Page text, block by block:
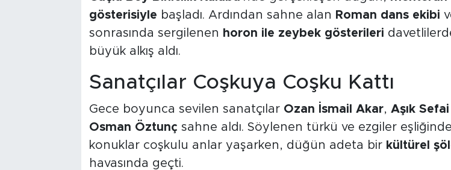
gösterisiyle başladı. Ardından sahne alan Roman dans ekibi
sonrasında sergilenen horon ile zeybek gösterileri
büyük alkış aldı.
Sanatçılar Coşkuya Coşku Kattı
Gece boyunca sevilen sanatçılar Ozan İsmail Akar, Aşık Sefai
Osman Öztunç sahne aldı. Söylenen türkü ve ezgiler eşliğinde
konuklar coşkulu anlar yaşarken, düğün adeta bir kültürel
havasında geçti.